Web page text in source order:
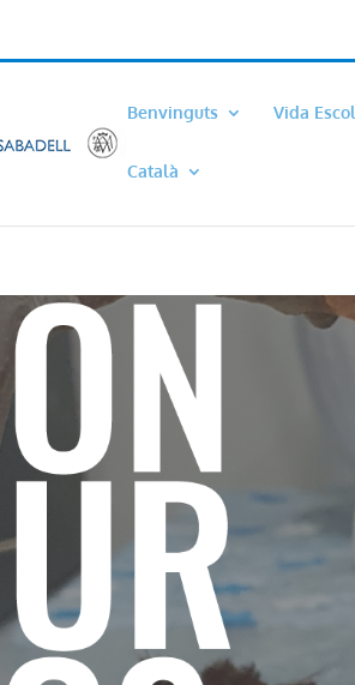
Benvinguts Vida
Català